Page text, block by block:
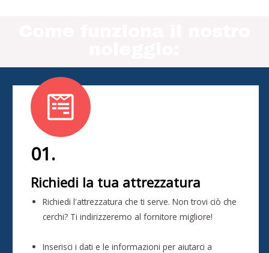
01.
Richiedi la tua attrezzatura
Richiedi l'attrezzatura che ti serve. Non trovi ciò che
cerchi? Ti indirizzeremo al fornitore migliore!
Inserisci i dati e le informazioni per aiutarci a